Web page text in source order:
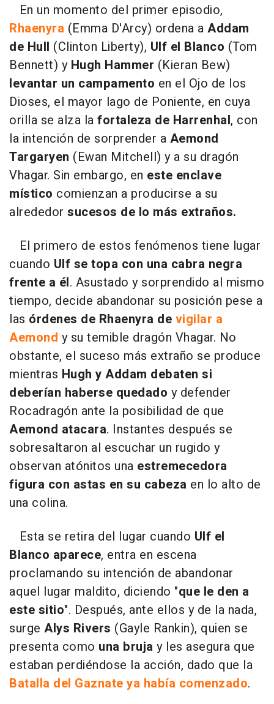
En un momento del primer episodio,
Rhaenyra (Emma D'Arcy) ordena a Addam
de Hull (Clinton Liberty), Ulf el Blanco (Tom
Bennett) y Hugh Hammer (Kieran Bew)
levantar un campamento en el Ojo de los
Dioses, el mayor lago de Poniente, en cuya
orilla se alza la fortaleza de Harrenhal, con
la intención de sorprender a Aemond
Targaryen (Ewan Mitchell) y a su dragón
Vhagar. Sin embargo, en este enclave
místico comienzan a producirse a su
alrededor sucesos de lo más extraños.
El primero de estos fenómenos tiene lugar
cuando Ulf se topa con una cabra negra
frente a él. Asustado y sorprendido al mismo
tiempo, decide abandonar su posición pese a
las órdenes de Rhaenyra de vigilar a
Aemond y su temible dragón Vhagar. No
obstante, el suceso más extraño se produce
mientras Hugh y Addam debaten si
deberían haberse quedado y defender
Rocadragón ante la posibilidad de que
Aemond atacara. Instantes después se
sobresaltaron al escuchar un rugido y
observan atónitos una estremecedora
figura con astas en su cabeza en lo alto de
una colina.
Esta se retira del lugar cuando Ulf el
Blanco aparece, entra en escena
proclamando su intención de abandonar
aquel lugar maldito, diciendo "que le den a
este sitio". Después, ante ellos y de la nada,
surge Alys Rivers (Gayle Rankin), quien se
presenta como una bruja y les asegura que
estaban perdiéndose la acción, dado que la
Batalla del Gaznate ya había comenzado.